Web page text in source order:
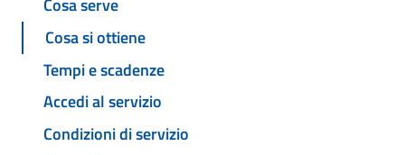
Cosa serve
Cosa si ottiene
Tempi e scadenze
Accedi al servizio
Condizioni di servizio